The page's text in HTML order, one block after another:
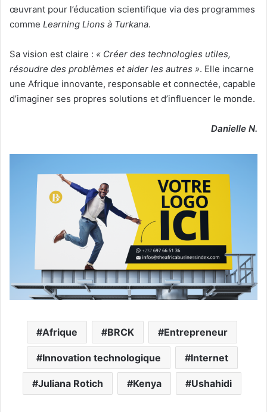
œuvrant pour l’éducation scientifique via des programmes
comme Learning Lions à Turkana.
Sa vision est claire : « Créer des technologies utiles,
résoudre des problèmes et aider les autres ». Elle incarne
une Afrique innovante, responsable et connectée, capable
d’imaginer ses propres solutions et d’influencer le monde.
Danielle N.
Afrique BRCK Entrepreneur
Innovation technologique Internet
Juliana Rotich Kenya Ushahidi